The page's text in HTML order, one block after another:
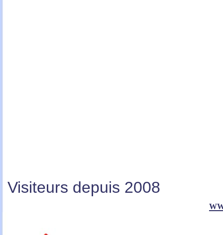
Visiteurs depuis 2008